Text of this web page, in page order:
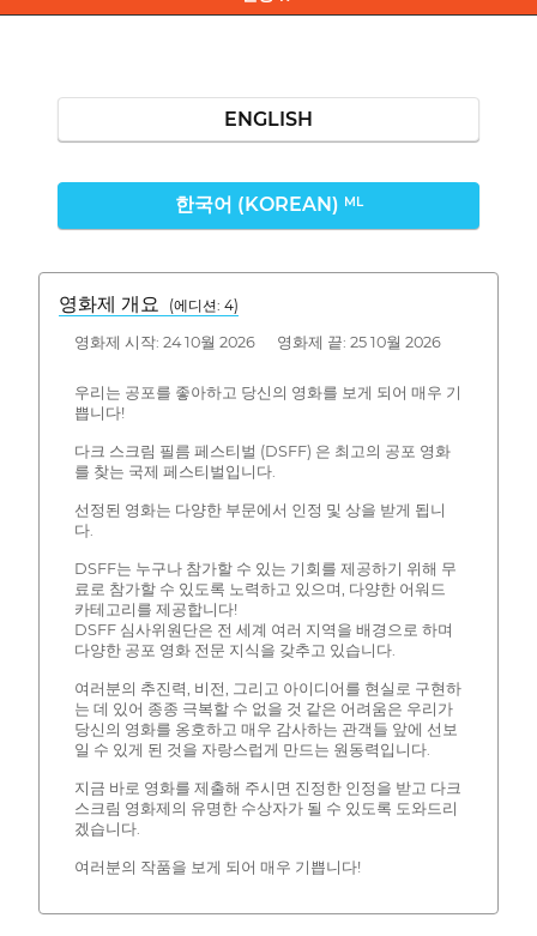
ENGLISH
한국어 (KOREAN) ML
영화제 개요 (에디션: 4)
영화제 시작: 24 10월 2026 영화제 끝: 25 10월 2026
우리는 공포를 좋아하고 당신의 영화를 보게 되어 매우 기
쁩니다!
다크 스크림 필름 페스티벌 (DSFF) 은 최고의 공포 영화
를 찾는 국제 페스티벌입니다.
선정된 영화는 다양한 부문에서 인정 및 상을 받게 됩니
다.
DSFF는 누구나 참가할 수 있는 기회를 제공하기 위해 무
료로 참가할 수 있도록 노력하고 있으며, 다양한 어워드
카테고리를 제공합니다!
DSFF 심사위원단은 전 세계 여러 지역을 배경으로 하며
다양한 공포 영화 전문 지식을 갖추고 있습니다.
여러분의 추진력, 비전, 그리고 아이디어를 현실로 구현하
는 데 있어 종종 극복할 수 없을 것 같은 어려움은 우리가
당신의 영화를 옹호하고 매우 감사하는 관객들 앞에 선보
일 수 있게 된 것을 자랑스럽게 만드는 원동력입니다.
지금 바로 영화를 제출해 주시면 진정한 인정을 받고 다크
스크림 영화제의 유명한 수상자가 될 수 있도록 도와드리
겠습니다.
여러분의 작품을 보게 되어 매우 기쁩니다!